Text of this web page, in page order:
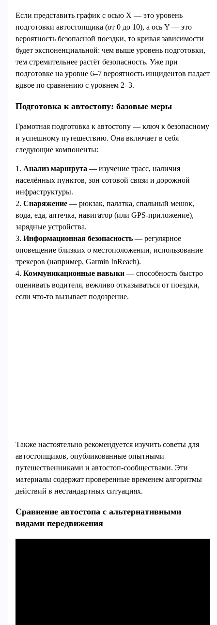
Если представить график с осью X — это уровень
подготовки автостопщика (от 0 до 10), а ось Y — это
вероятность безопасной поездки, то кривая зависимости
будет экспоненциальной: чем выше уровень подготовки,
тем стремительнее растёт безопасность. Уже при
подготовке на уровне 6–7 вероятность инцидентов падает
вдвое по сравнению с уровнем 2–3.
Подготовка к автостопу: базовые меры
Грамотная подготовка к автостопу — ключ к безопасному
и успешному путешествию. Она включает в себя
следующие компоненты:
1. Анализ маршрута — изучение трасс, наличия
населённых пунктов, зон сотовой связи и дорожной
инфраструктуры.
2. Снаряжение— рюкзак, палатка, спальный мешок,
вода, еда, аптечка, навигатор (или GPS-приложение),
зарядные устройства.
3. Информационная безопасность— регулярное
оповещение близких о местоположении, использование
трекеров (например, Garmin InReach).
4. Коммуникационные навыки— способность быстро
оценивать водителя, вежливо отказываться от поездки,
если что-то вызывает подозрение.
Также настоятельно рекомендуется изучить советы для
автостопщиков, опубликованные опытными
путешественниками и автостоп-сообществами. Эти
материалы содержат проверенные временем алгоритмы
действий в нестандартных ситуациях.
Сравнение автостопа с альтернативными
видами передвижения